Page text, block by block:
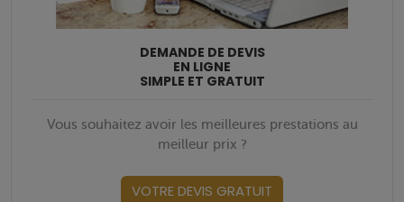
DEMANDE DE DEVIS
EN LIGNE
SIMPLE ET GRATUIT
Vous souhaitez avoir les meilleures prestations au
meilleur prix ?
VOTRE DEVIS GRATUIT